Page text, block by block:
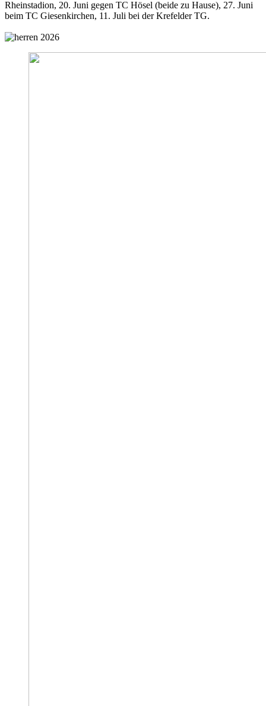
Rheinstadion, 20. Juni gegen TC Hösel (beide zu Hause), 27. Juni
beim TC Giesenkirchen, 11. Juli bei der Krefelder TG.